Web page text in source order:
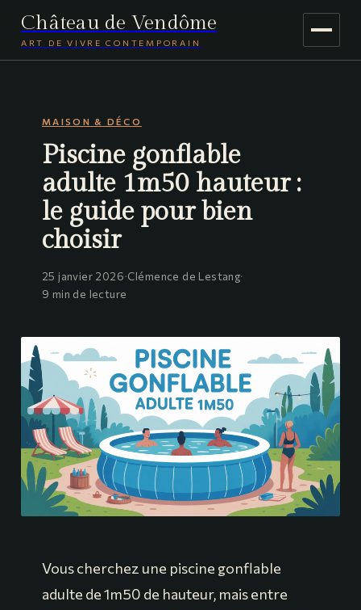
Château de Vendôme
ART DE VIVRE CONTEMPORAIN
JARDINAGE
VOYAGE
MAISON & DÉCO
Piscine gonflable
adulte 1m50 hauteur :
le guide pour bien
choisir
25 janvier 2026·Clémence de Lestang·
9 min de lecture
Vous cherchez une piscine gonflable
adulte de 1m50 de hauteur, mais entre